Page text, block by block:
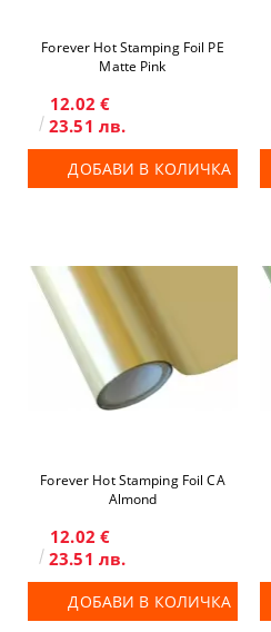
Forever Hot Stamping Foil PE
Matte Pink
12.02 €
23.51 лв.
ДОБАВИ В КОЛИЧКА
Forever Hot Stamping Foil CA
Almond
12.02 €
23.51 лв.
ДОБАВИ В КОЛИЧКА